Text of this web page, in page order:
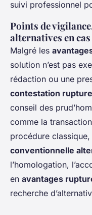
suivi professionnel
Points de
alternatives en
Malgré les
solution n’est pas
rédaction ou une
contestation
conseil des
comme la
procédure
conventionnelle
l’homologation,
en avantages
recherche